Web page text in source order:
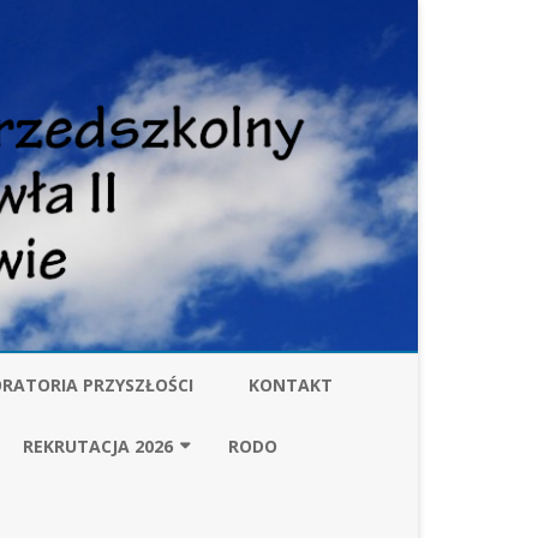
PRZYSZŁOŚCI KONTAKT
REKRUTACJA 2026 RODO